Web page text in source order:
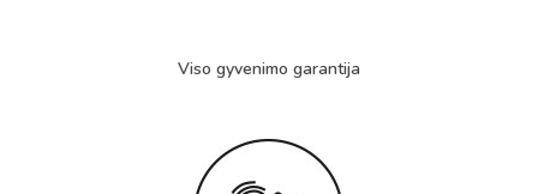
Viso gyvenimo garantija